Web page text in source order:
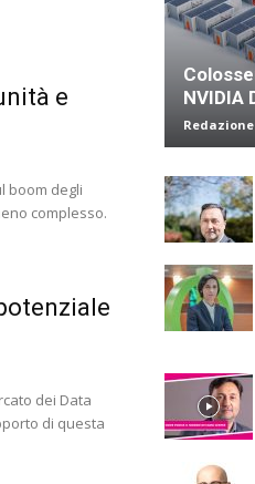
e
boom degli
complesso.
dei Data
di questa
NVIDIA